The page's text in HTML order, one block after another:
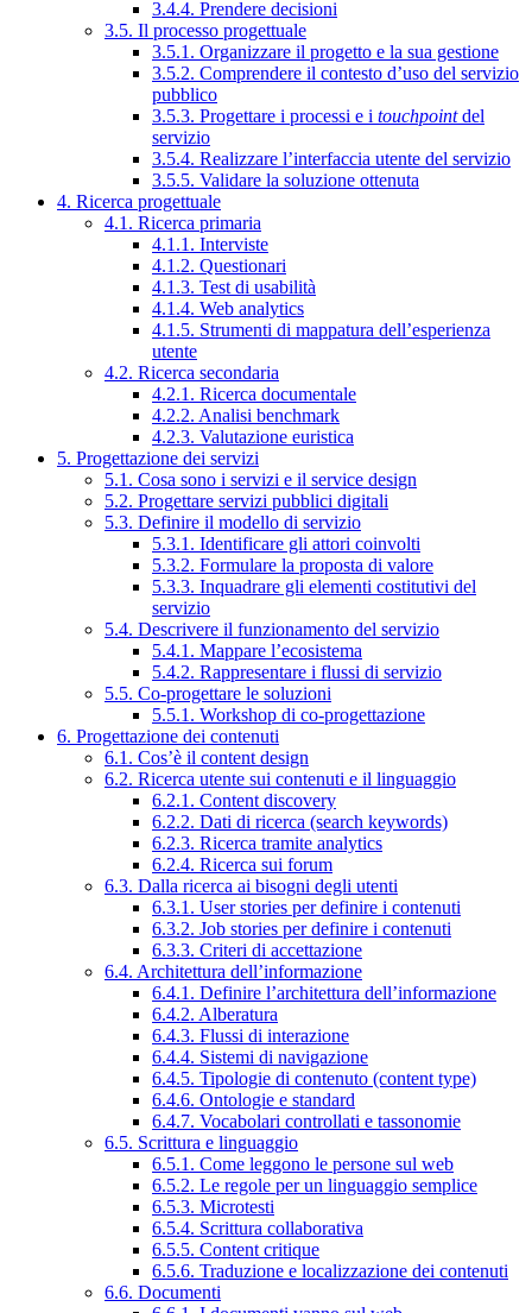
3.4.4. Prendere decisioni
3.5. Il processo progettuale
3.5.1. Organizzare il progetto e la sua gestione
3.5.2. Comprendere il contesto d’uso del servizio
pubblico
3.5.3. Progettare i processi e i touchpointdel
servizio
3.5.4. Realizzare l’interfaccia utente del servizio
3.5.5. Validare la soluzione ottenuta
4. Ricerca progettuale
4.1. Ricerca primaria
4.1.1. Interviste
4.1.2. Questionari
4.1.3. Test di usabilità
4.1.4. Web analytics
4.1.5. Strumenti di mappatura dell’esperienza
utente
4.2. Ricerca secondaria
4.2.1. Ricerca documentale
4.2.2. Analisi benchmark
4.2.3. Valutazione euristica
5. Progettazione dei servizi
5.1. Cosa sono i servizi e il service design
5.2. Progettare servizi pubblici digitali
5.3. Definire il modello di servizio
5.3.1. Identificare gli attori coinvolti
5.3.2. Formulare la proposta di valore
5.3.3. Inquadrare gli elementi costitutivi del
servizio
5.4. Descrivere il funzionamento del servizio
5.4.1. Mappare l’ecosistema
5.4.2. Rappresentare i flussi di servizio
5.5. Co-progettare le soluzioni
5.5.1. Workshop di co-progettazione
6. Progettazione dei contenuti
6.1. Cos’è il content design
6.2. Ricerca utente sui contenuti e il linguaggio
6.2.1. Content discovery
6.2.2. Dati di ricerca (search keywords)
6.2.3. Ricerca tramite analytics
6.2.4. Ricerca sui forum
6.3. Dalla ricerca ai bisogni degli utenti
6.3.1. User stories per definire i contenuti
6.3.2. Job stories per definire i contenuti
6.3.3. Criteri di accettazione
6.4. Architettura dell’informazione
6.4.1. Definire l’architettura dell’informazione
6.4.2. Alberatura
6.4.3. Flussi di interazione
6.4.4. Sistemi di navigazione
6.4.5. Tipologie di contenuto (content type)
6.4.6. Ontologie e standard
6.4.7. Vocabolari controllati e tassonomie
6.5. Scrittura e linguaggio
6.5.1. Come leggono le persone sul web
6.5.2. Le regole per un linguaggio semplice
6.5.3. Microtesti
6.5.4. Scrittura collaborativa
6.5.5. Content critique
6.5.6. Traduzione e localizzazione dei contenuti
6.6. Documenti